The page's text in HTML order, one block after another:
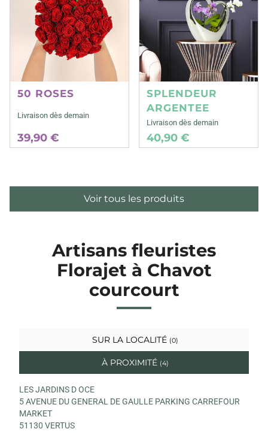
50 ROSES
Livraison dès demain
39,90 €
SPLENDEUR
ARGENTEE
Livraison dès demain
40,90 €
Voir tous les produits
Artisans fleuristes
Florajet à Chavot
courcourt
SUR LA LOCALITÉ (0)
À PROXIMITÉ (4)
LES JARDINS D OCE
5 AVENUE DU GENERAL DE GAULLE PARKING CARREFOUR
MARKET
51130 VERTUS